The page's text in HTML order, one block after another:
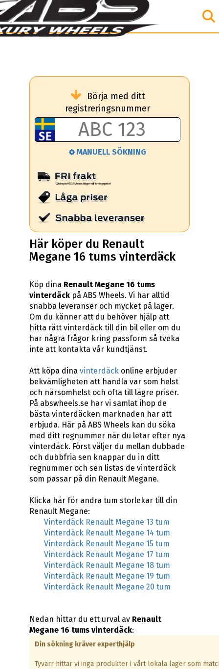
Börja med ditt
registreringsnummer
MANUELL SÖKNING
Här köper du Renault
Megane 16 tums vinterdäck
Köp dina Renault Megane 16 tums
vinterdäckpå ABS Wheels. Vi har alltid
snabba leveranser och mycket på lager.
Om du känner att du behöver hjälp att
hitta rätt vinterdäck till din bil eller om du
har några frågor kring passform så tveka
inte att kontakta vår kundtjänst.
Att köpa dina vinterdäckonline erbjuder
bekvämligheten att handla var som helst
och närsomhelst och ofta till lägre priser.
På abswheels.se har vi samlat ihop de
bästa vinterdäcken marknaden har att
erbjuda. Här på ABS Wheels kan du söka
med ditt regnummer när du letar efter nya
vinterdäck. Först väljer du mellan dubbade
och dubbfria sen knappar du in ditt
regnummer och sen listas de vinterdäck
som passar på din Renault Megane.
Klicka här för andra tum storlekar till din
Renault Megane:
Vinterdäck Renault Megane 13 tum
Vinterdäck Renault Megane 14 tum
Vinterdäck Renault Megane 15 tum
Vinterdäck Renault Megane 17 tum
Vinterdäck Renault Megane 18 tum
Vinterdäck Renault Megane 19 tum
Vinterdäck Renault Megane 20 tum
Nedan hittar du ett urval av Renault
Megane 16 tums vinterdäck:
Din sökning kräver experthjälp
Tyvärr hittar vi inga produkter i vårt lokala lager som